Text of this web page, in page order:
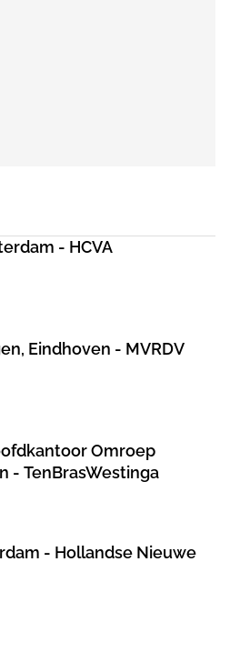
- HCVA
Eindhoven - MVRDV
Omroep
- TenBrasWestinga
- Hollandse Nieuwe